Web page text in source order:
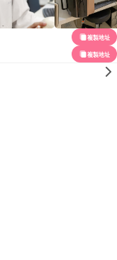
複製地址
複製地址